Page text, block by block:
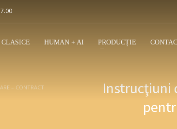
HUMAN + AI PRODUCȚIE
– CONTRACT
Instrucţiuni